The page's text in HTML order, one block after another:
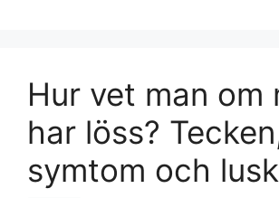
Hur vet man om
har löss?
symtom och